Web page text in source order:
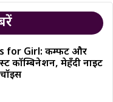
for Girl: कम्फर्ट और
कॉम्बिनेशन, मेहँदी नाइट